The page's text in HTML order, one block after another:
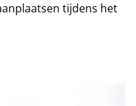
tijdens het